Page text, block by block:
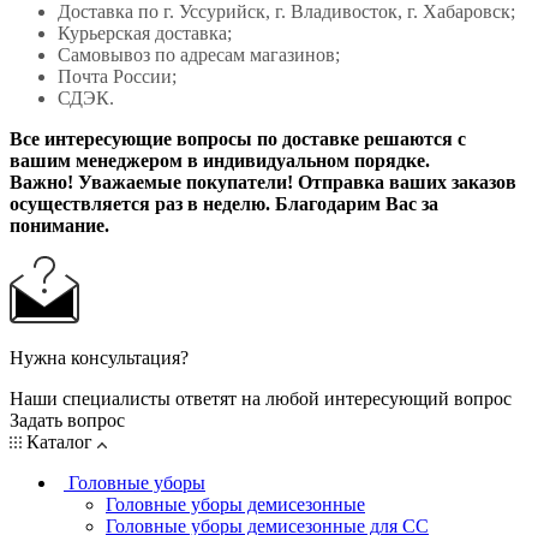
Доставка по г. Уссурийск, г. Владивосток, г. Хабаровск;
Курьерская доставка;
Самовывоз по адресам магазинов;
Почта России;
СДЭК.
Все интересующие вопросы по доставке решаются с
вашим менеджером в индивидуальном порядке.
Важно! Уважаемые покупатели! Отправка ваших заказов
осуществляется раз в неделю. Благодарим Вас за
понимание.
Нужна консультация?
Наши специалисты ответят на любой интересующий вопрос
Задать вопрос
Каталог
Головные уборы
Головные уборы демисезонные
Головные уборы демисезонные для СС